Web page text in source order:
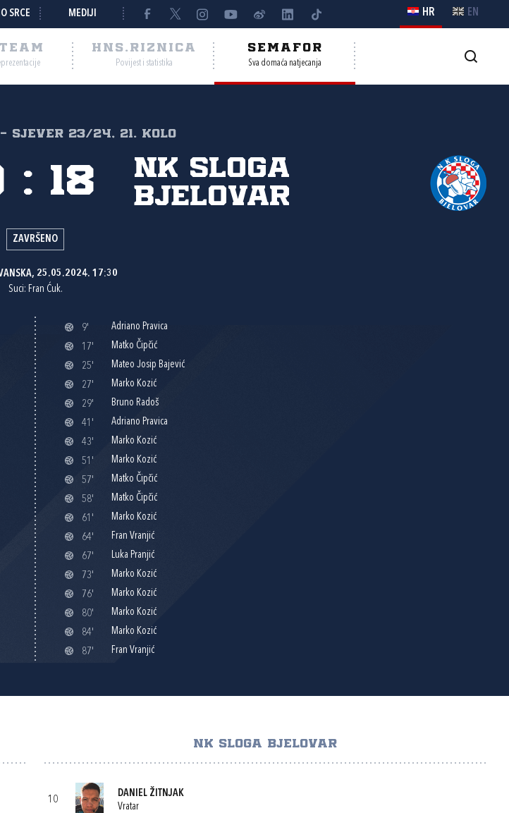
SRCE MEDIJI HR EN
HNS.RIZNICA
Povijest i statistika
SEMAFOR
Sva domaća natjecanja
SJEVER 23/24, 21. kolo
NK Sloga
Bjelovar
: 18
ZAVRŠENO
25.05.2024. 17:30
Suci: Fran Ćuk.
9'
Adriano Pravica
17'
Matko Čipčić
25'
Mateo Josip Bajević
27'
Marko Kozić
29'
Bruno Radoš
41'
Adriano Pravica
43'
Marko Kozić
51'
Marko Kozić
57'
Matko Čipčić
58'
Matko Čipčić
61'
Marko Kozić
64'
Fran Vranjić
67'
Luka Pranjić
73'
Marko Kozić
76'
Marko Kozić
80'
Marko Kozić
84'
Marko Kozić
87'
Fran Vranjić
NK SLOGA BJELOVAR
10
DANIEL ŽITNJAK
Vratar